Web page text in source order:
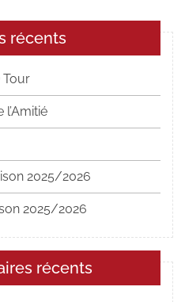
récents
Tour
2025/2026
2025/2026
récents